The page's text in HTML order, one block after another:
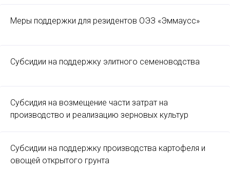
Меры поддержки для резидентов ОЭЗ «Эммаусс»
Субсидии на поддержку элитного семеноводства
Субсидия на возмещение части затрат на
производство и реализацию зерновых культур
Субсидии на поддержку производства картофеля и
овощей открытого грунта